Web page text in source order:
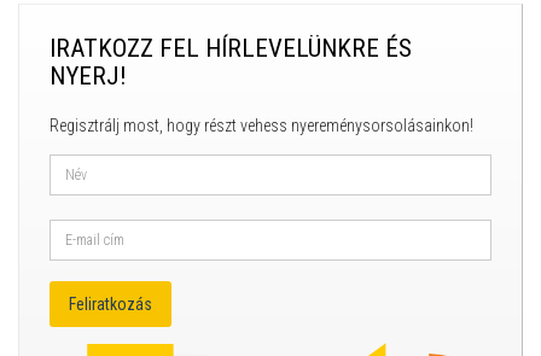
IRATKOZZ FEL HÍRLEVELÜNKRE ÉS
NYERJ!
Regisztrálj most, hogy részt vehess nyereménysorsolásainkon!